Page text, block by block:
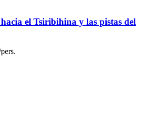
el Tsiribihina y las pistas del